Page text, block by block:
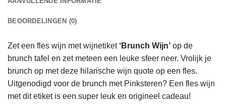
BEOORDELINGEN (0)
Zet een fles wijn met wijnetiket ‘Brunch Wijn’ op de
brunch tafel en zet meteen een leuke sfeer neer. Vrolijk je
brunch op met deze hilarische wijn quote op een fles.
Uitgenodigd voor de brunch met Pinksteren? Een fles wijn
met dit etiket is een super leuk en origineel cadeau!